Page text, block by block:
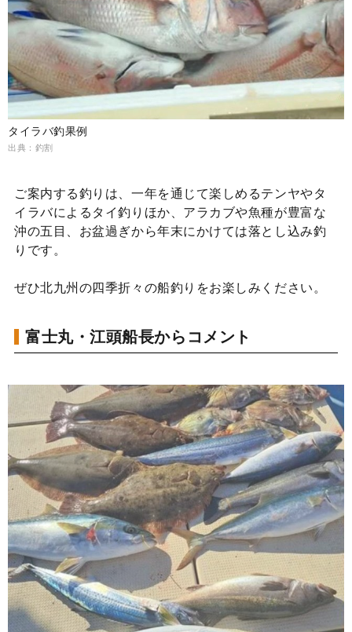
タイラバ釣果例
出典：釣割
ご案内する釣りは、一年を通じて楽しめるテンヤやタ
イラバによるタイ釣りほか、アラカブや魚種が豊富な
沖の五目、お盆過ぎから年末にかけては落とし込み釣
りです。
ぜひ北九州の四季折々の船釣りをお楽しみください。
富士丸・江頭船長からコメント